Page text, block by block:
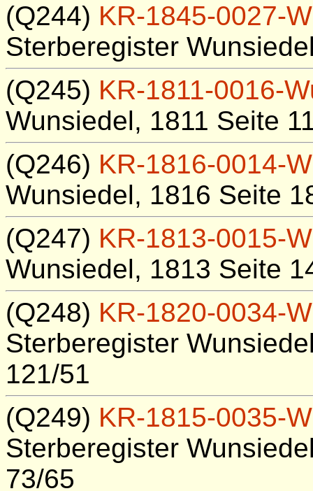
(Q244) KR-1845-0027-
Sterberegister
(Q245) KR-1811-0016-
Wunsiedel, 1811 Seite
(Q246) KR-1816-0014-
Wunsiedel, 1816 Seite
(Q247) KR-1813-0015-
Wunsiedel, 1813 Seite
(Q248) KR-1820-0034-
Sterberegister
121/51
(Q249) KR-1815-0035-
Sterberegister
73/65